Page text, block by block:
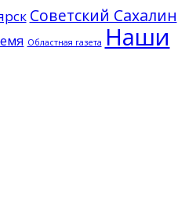
Советский Сахалин
Областная газета Наши